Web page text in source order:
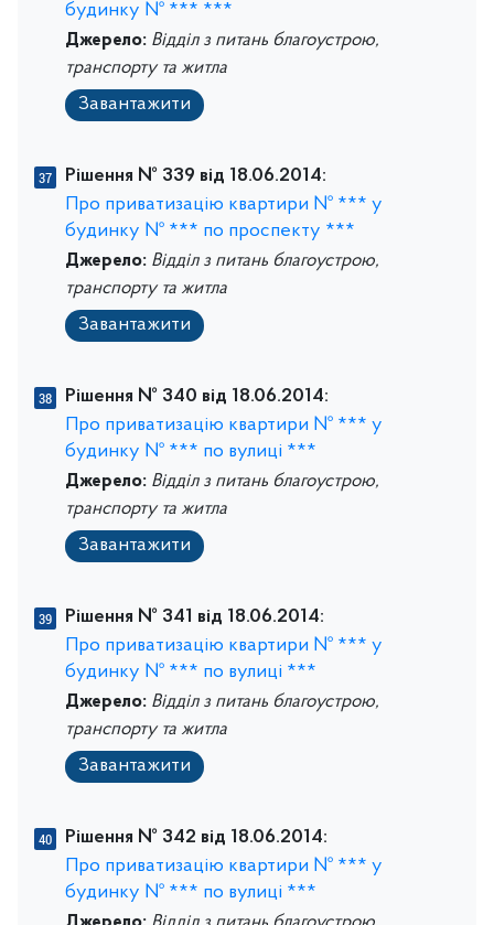
будинку № *** ***
Джерело: Відділ з питань благоустрою,
транспорту та житла
Завантажити
Рішення № 339 від 18.06.2014:
Про приватизацію квартири № *** у
будинку № *** по проспекту ***
Джерело: Відділ з питань благоустрою,
транспорту та житла
Завантажити
Рішення № 340 від 18.06.2014:
Про приватизацію квартири № *** у
будинку № *** по вулиці ***
Джерело: Відділ з питань благоустрою,
транспорту та житла
Завантажити
Рішення № 341 від 18.06.2014:
Про приватизацію квартири № *** у
будинку № *** по вулиці ***
Джерело: Відділ з питань благоустрою,
транспорту та житла
Завантажити
Рішення № 342 від 18.06.2014:
Про приватизацію квартири № *** у
будинку № *** по вулиці ***